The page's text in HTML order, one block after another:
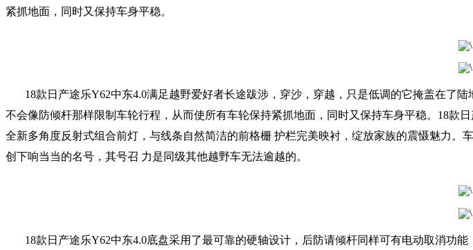
紧抓地面，同时又保持车身平稳。
18款日产途乐Y62中东4.0满足越野爱好者长途跋涉，穿沙，穿越，只是低调的它掩盖在了陆
不会像防倾杆那样限制车轮行程，从而使所有车轮保持紧抓地面，同时又保持车身平稳。18款
全新多角度反射式组合前灯，与线条自然简洁的前格栅 护栏完美映衬，绽放家族的震慑魅力
创下响当当的名号，其号召 力是同级其他越野车无法逾越的。
18款日产途乐Y62中东4.0底盘采用了最可靠的硬轴设计，后防请倾杆同样可有电动取消功